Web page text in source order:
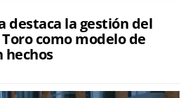
destaca la gestión del
como modelo de
hechos